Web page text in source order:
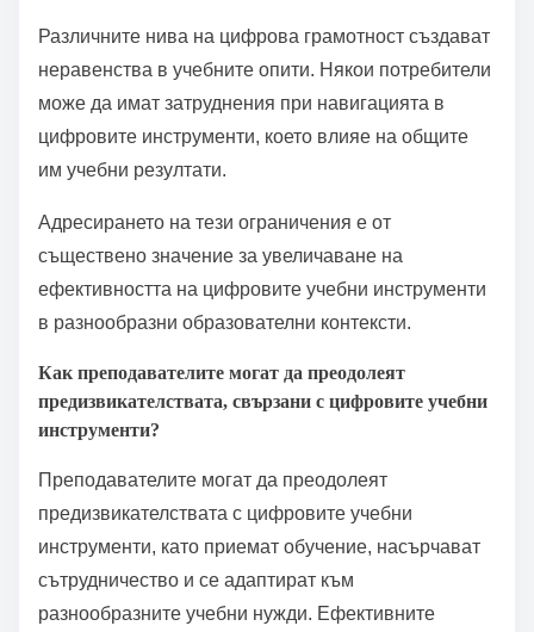
Различните нива на цифрова грамотност създават
неравенства в учебните опити. Някои потребители
може да имат затруднения при навигацията в
цифровите инструменти, което влияе на общите
им учебни резултати.
Адресирането на тези ограничения е от
съществено значение за увеличаване на
ефективността на цифровите учебни инструменти
в разнообразни образователни контексти.
Как преподавателите могат да преодолеят
предизвикателствата, свързани с цифровите учебни
инструменти?
Преподавателите могат да преодолеят
предизвикателствата с цифровите учебни
инструменти, като приемат обучение, насърчават
сътрудничество и се адаптират към
разнообразните учебни нужди. Ефективните